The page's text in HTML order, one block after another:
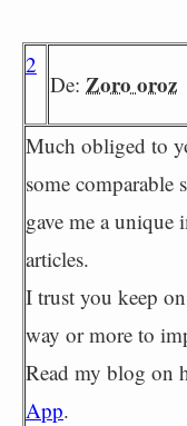
2
De: Zoro oroz
Much obliged to
some comparable
gave me a unique
articles.
I trust you keep
way or more to
Read my blog on
App.